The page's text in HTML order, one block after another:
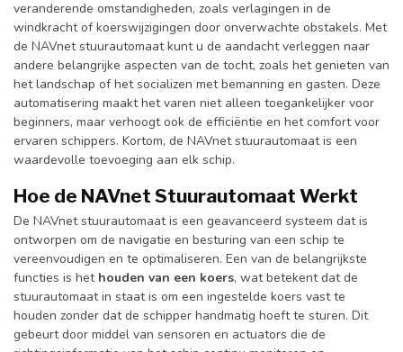
veranderende omstandigheden, zoals verlagingen in de
windkracht of koerswijzigingen door onverwachte obstakels. Met
de NAVnet stuurautomaat kunt u de aandacht verleggen naar
andere belangrijke aspecten van de tocht, zoals het genieten van
het landschap of het socializen met bemanning en gasten. Deze
automatisering maakt het varen niet alleen toegankelijker voor
beginners, maar verhoogt ook de efficiëntie en het comfort voor
ervaren schippers. Kortom, de NAVnet stuurautomaat is een
waardevolle toevoeging aan elk schip.
Hoe de NAVnet Stuurautomaat Werkt
De NAVnet stuurautomaat is een geavanceerd systeem dat is
ontworpen om de navigatie en besturing van een schip te
vereenvoudigen en te optimaliseren. Een van de belangrijkste
functies is het houden van een koers, wat betekent dat de
stuurautomaat in staat is om een ingestelde koers vast te
houden zonder dat de schipper handmatig hoeft te sturen. Dit
gebeurt door middel van sensoren en actuators die de